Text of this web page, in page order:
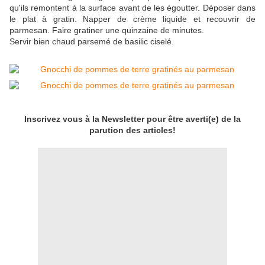
qu'ils remontent à la surface avant de les égoutter. Déposer dans
le plat à gratin. Napper de crème liquide et recouvrir de
parmesan. Faire gratiner une quinzaine de minutes.
Servir bien chaud parsemé de basilic ciselé.
Inscrivez vous à la Newsletter pour être averti(e) de la
parution des articles!